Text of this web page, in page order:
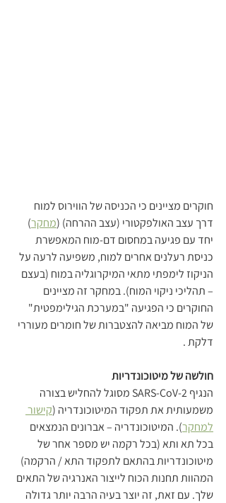
חוקרים מציינים כי הכניסה של הווירוס למוח
דרך עצב האולפקטורי (עצב ההרחה) (מחקר)
יחד עם פגיעה במחסום דם-מוח המאפשרת
כניסת רעלנים אחרים למוח, משפיעה לרעה על
הניקוז לימפתי מתאי המיקרוגליה במוח (בעצם
– תהליכי ניקוי המוח). במחקר זה מציינים
החוקרים כי הפגיעה "במערכת הגילימפטית"
של המוח מביאה להצטברות של חומרים מעוררי
דלקת .
חולשה של מיטוכונדריות
הנגיף SARS-CoV-2 מסוגל להחליש בצורה
משמעותית את תפקוד המיטוכונדריה (קישור
למחקר). המיטוכונדריה – אברונים הנמצאים
בכל תא ותא (בכל רקמה יש מספר אחר של
מיטוכונדריות בהתאם לתפקוד התא / הרקמה)
המהוות תחנות הכוח לייצור האנרגיה של התאים
שלך. עם זאת, זה יוצר בעיה הרבה יותר גדולה